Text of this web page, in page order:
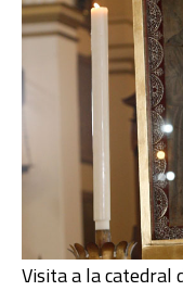
Visita a la catedral